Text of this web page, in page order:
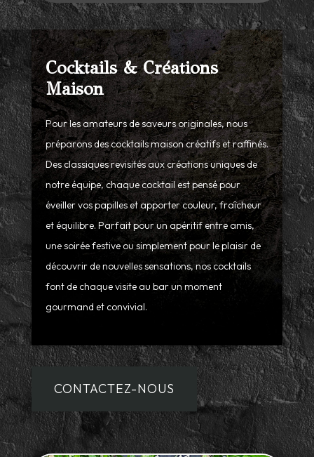
Cocktails & Créations
Maison
Pour les amateurs de saveurs originales, nous
préparons des cocktails maison créatifs et raffinés.
Des classiques revisités aux créations uniques de
notre équipe, chaque cocktail est pensé pour
éveiller vos papilles et apporter couleur, fraîcheur
et équilibre. Parfait pour un apéritif entre amis,
une soirée festive ou simplement pour le plaisir de
découvrir de nouvelles sensations, nos cocktails
font de chaque visite au bar un moment
gourmand et convivial.
CONTACTEZ-NOUS